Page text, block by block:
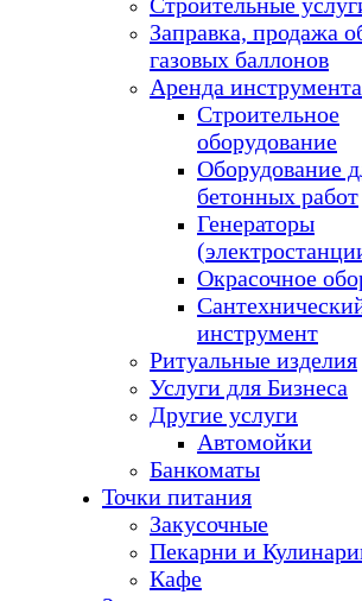
Заправка, продажа
газовых баллонов
Аренда инструмента
Строительное
оборудование
Оборудование
бетонных работ
Генераторы
Окрасочное
инструмент
Ритуальные изделия
Услуги для Бизнеса
Другие услуги
Автомойки
Банкоматы
Точки питания
Закусочные
Пекарни и
Кафе